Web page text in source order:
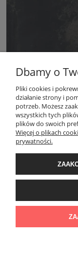
Płytki gresowe
Peacock Blue
Wentylowany z
Dbamy o
Pliki cookies i
działanie strony i
potrzeb. Możesz
wszystkich tych
plików do swoich
Więcej o plikach
prywatności.